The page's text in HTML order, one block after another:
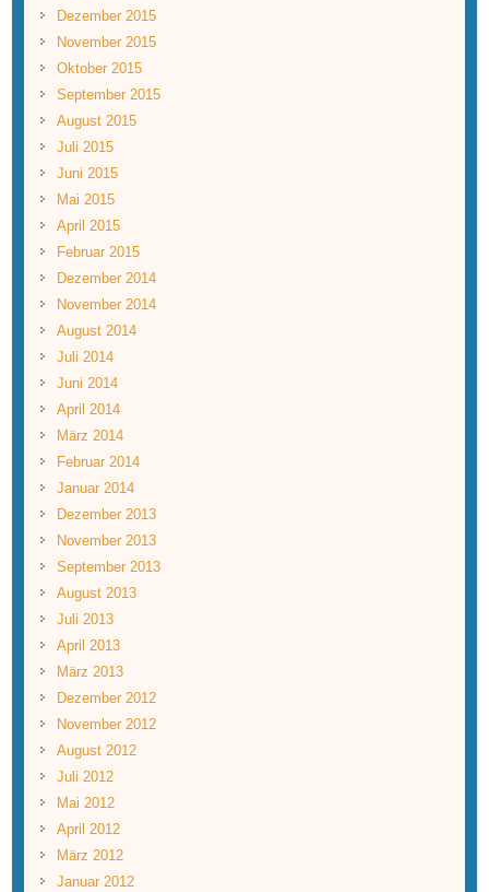
Dezember 2015
November 2015
Oktober 2015
September 2015
August 2015
Juli 2015
Juni 2015
Mai 2015
April 2015
Februar 2015
Dezember 2014
November 2014
August 2014
Juli 2014
Juni 2014
April 2014
März 2014
Februar 2014
Januar 2014
Dezember 2013
November 2013
September 2013
August 2013
Juli 2013
April 2013
März 2013
Dezember 2012
November 2012
August 2012
Juli 2012
Mai 2012
April 2012
März 2012
Januar 2012